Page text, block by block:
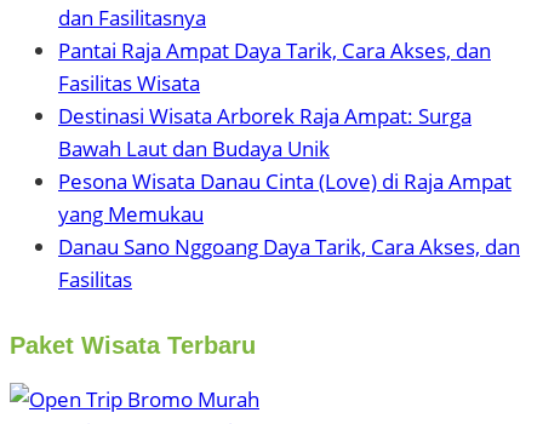
dan Fasilitasnya
Pantai Raja Ampat Daya Tarik, Cara Akses, dan
Fasilitas Wisata
Destinasi Wisata Arborek Raja Ampat: Surga
Bawah Laut dan Budaya Unik
Pesona Wisata Danau Cinta (Love) di Raja Ampat
yang Memukau
Danau Sano Nggoang Daya Tarik, Cara Akses, dan
Fasilitas
Paket Wisata Terbaru